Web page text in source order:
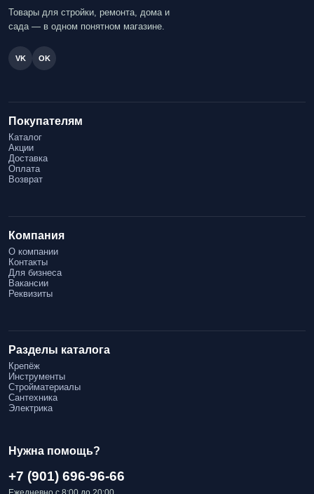
Товары для стройки, ремонта, дома и
сада — в одном понятном магазине.
VK OK
Покупателям
Каталог
Акции
Доставка
Оплата
Возврат
Компания
О компании
Контакты
Для бизнеса
Вакансии
Реквизиты
Разделы каталога
Крепёж
Инструменты
Стройматериалы
Сантехника
Электрика
Нужна помощь?
+7 (901) 696-96-66